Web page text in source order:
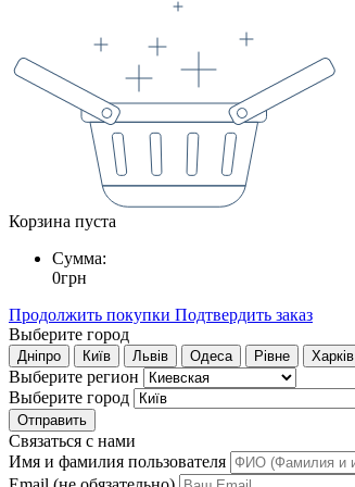
Корзина пуста
Сумма:
0грн
Продолжить покупки Подтвердить заказ
Выберите город
Дніпро Київ Львів Одеса Рівне Харків
Выберите регион
Выберите город
Отправить
Связаться с нами
Имя и фамилия пользователя